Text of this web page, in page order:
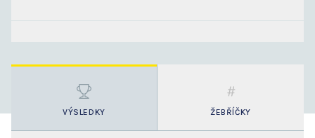
VÝSLEDKY ŽEBŘÍČKY